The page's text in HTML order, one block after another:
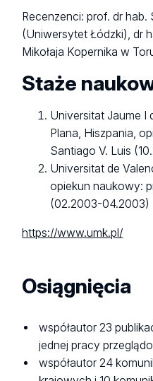
Recenzenci: prof. dr hab.
(Uniwersytet Łódzki), dr
Mikołaja Kopernika w
Staże
Universitat Jaume I
Plana, Hiszpania,
Santiago V. Luis
Universitat de
opiekun naukowy:
(02.2003-04.2003)
https://www.umk.pl/
Osiągnięcia
współautor 23
jednej pracy
współautor 24